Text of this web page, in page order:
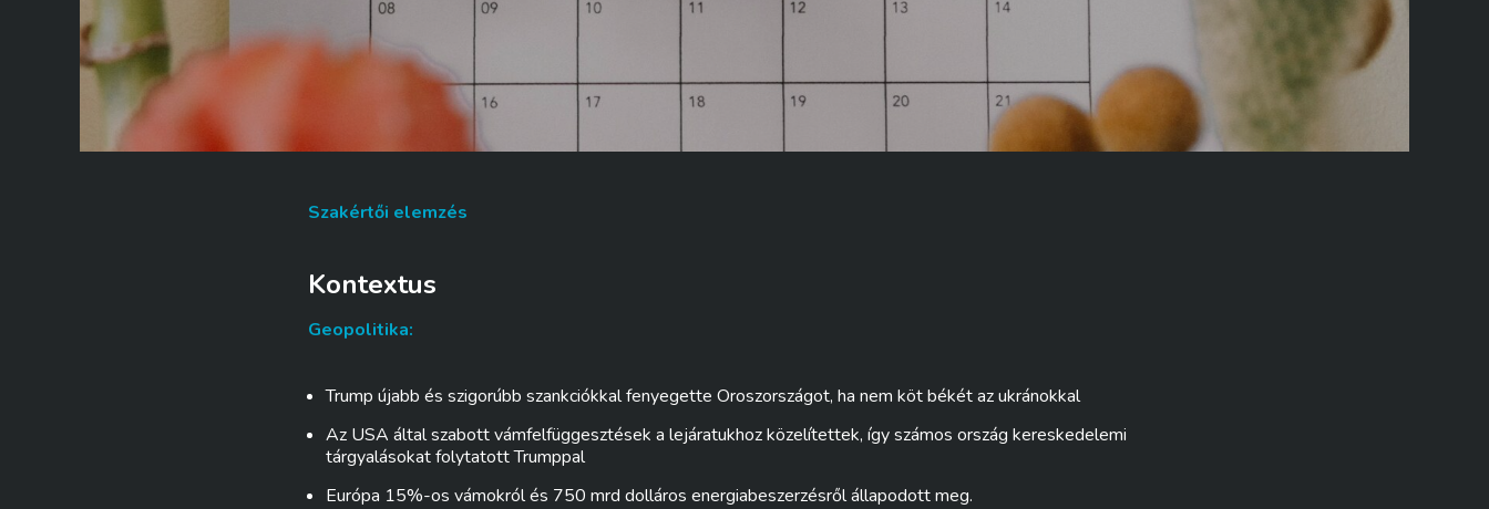
Szakértői elemzés
Kontextus
Geopolitika:
Trump újabb és szigorúbb szankciókkal fenyegette Oroszországot, ha nem köt békét az ukránokkal
Az USA által szabott vámfelfüggesztések a lejáratukhoz közelítettek, így számos ország kereskedelemi
tárgyalásokat folytatott Trumppal
Európa 15%-os vámokról és 750 mrd dolláros energiabeszerzésről állapodott meg.